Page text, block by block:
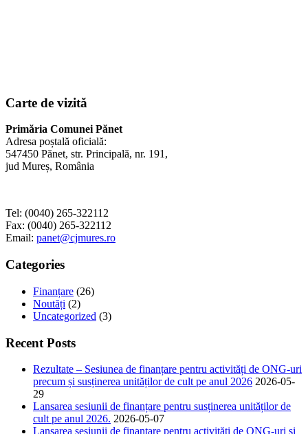
Carte de vizită
Primăria Comunei Pănet
Adresa poștală oficială:
547450 Pănet, str. Principală, nr. 191,
jud Mureș, România
Tel: (0040) 265-322112
Fax: (0040) 265-322112
Email: panet@cjmures.ro
Categories
Finanțare (26)
Noutăți (2)
Uncategorized (3)
Recent Posts
Rezultate – Sesiunea de finanțare pentru activități de ONG-uri
precum și susținerea unităților de cult pe anul 2026 2026-05-
29
Lansarea sesiunii de finanțare pentru susținerea unităților de
cult pe anul 2026. 2026-05-07
Lansarea sesiunii de finanțare pentru activități de ONG-uri și